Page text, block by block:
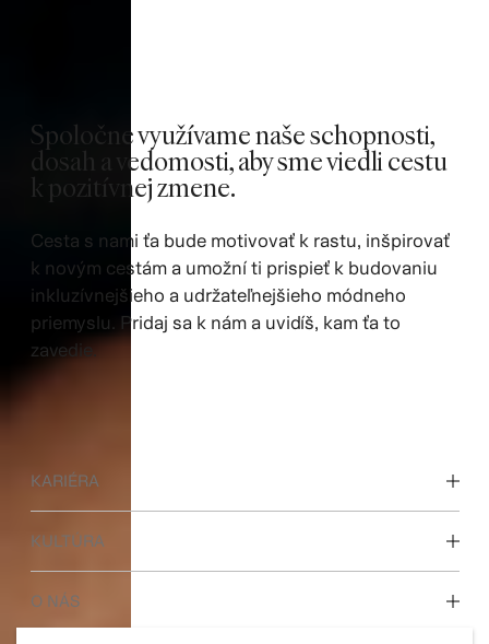
Spoločne využívame naše schopnosti,
dosah a vedomosti, aby sme viedli cestu
k pozitívnej zmene.
Cesta s nami ťa bude motivovať k rastu, inšpirovať
k novým cestám a umožní ti prispieť k budovaniu
inkluzívnejšieho a udržateľnejšieho módneho
priemyslu. Pridaj sa k nám a uvidíš, kam ťa to
zavedie.
KARIÉRA
Objavte naše pracovné oblasti
KULTÚRA
Naša kultúra a výhody
O NÁS